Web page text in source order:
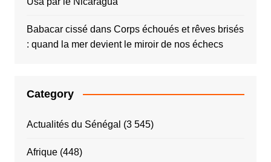
Babacar cissédans Corps échoués et rêves brisés
: quand la mer devient le miroir de nos échecs
Category
Actualités du Sénégal (3 545)
Afrique(448)